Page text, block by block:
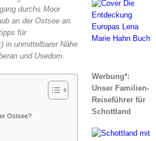
durchs Moor
an der Ostsee an.
für
in unmittelbarer Nähe
und Usedom.
Ostsee?
Werbung*:
Unser Familien-
Reiseführer für
Schottland